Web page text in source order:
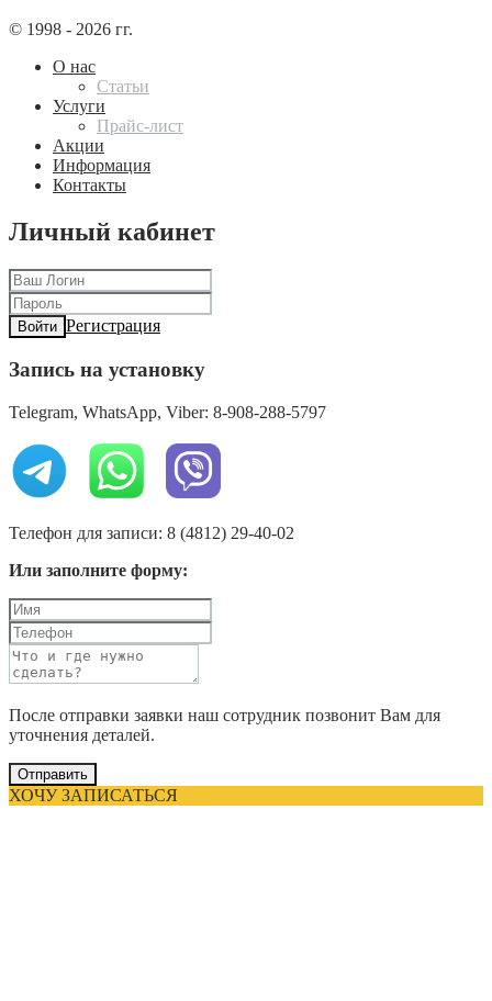
© 1998 - 2026 гг.
О нас
Статьи
Услуги
Прайс-лист
Акции
Информация
Контакты
Личный кабинет
Войти Регистрация
Запись на установку
Telegram, WhatsApp, Viber: 8-908-288-5797
Телефон для записи: 8 (4812) 29-40-02
Или заполните форму:
После отправки заявки наш сотрудник позвонит Вам для
уточнения деталей.
Отправить
ХОЧУ ЗАПИСАТЬСЯ